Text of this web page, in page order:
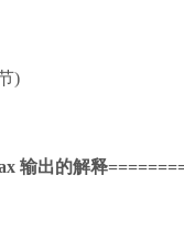
)
输出的解释